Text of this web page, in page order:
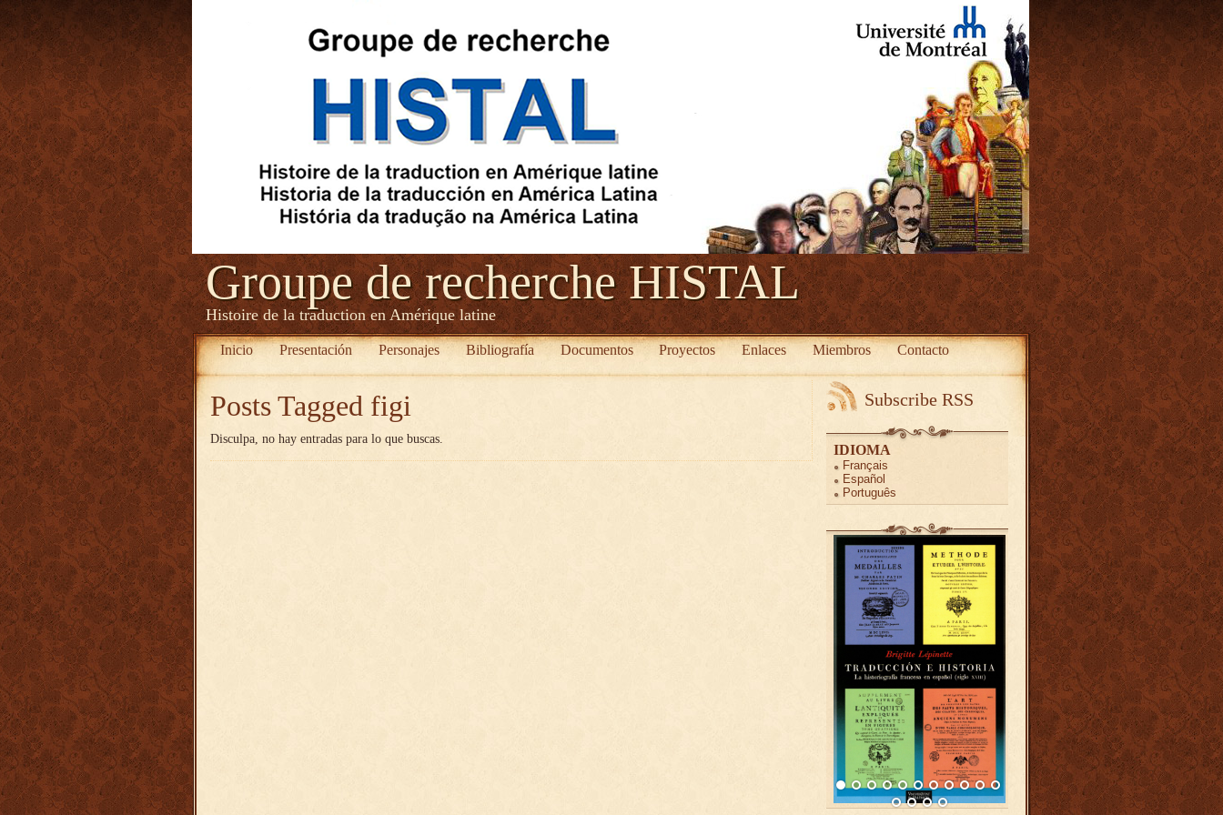
Groupe de recherche HISTAL
Histoire de la traduction en Amérique latine
Inicio Presentación Personajes Bibliografía Documentos Proyectos Enlaces Miembros Contacto
Posts Tagged figi
Disculpa, no hay entradas para lo que buscas.
Subscribe RSS
IDIOMA
Français
Español
Português